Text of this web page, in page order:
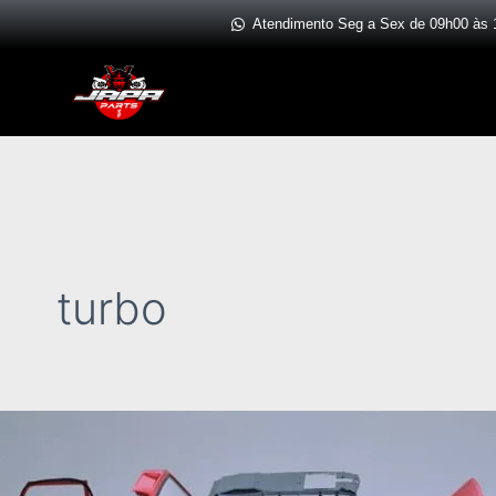
Ir
Atendimento Seg a Sex de 09h00 às
turbo